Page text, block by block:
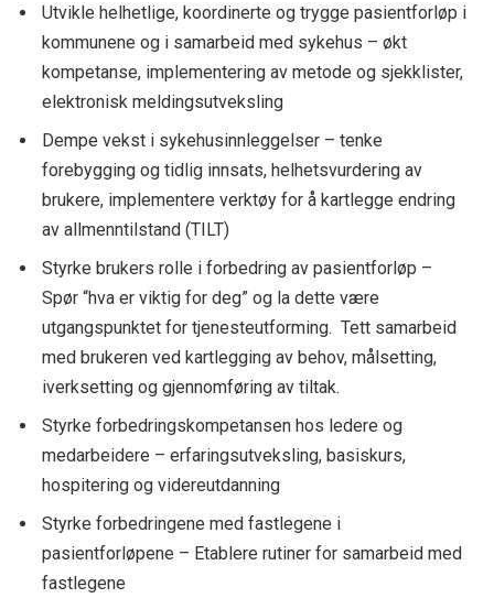
Utvikle helhetlige, koordinerte og trygge pasientforløp i
kommunene og i samarbeid med sykehus – økt
kompetanse, implementering av metode og sjekklister,
elektronisk meldingsutveksling
Dempe vekst i sykehusinnleggelser – tenke
forebygging og tidlig innsats, helhetsvurdering av
brukere, implementere verktøy for å kartlegge endring
av allmenntilstand (TILT)
Styrke brukers rolle i forbedring av pasientforløp –
Spør “hva er viktig for deg” og la dette være
utgangspunktet for tjenesteutforming. Tett samarbeid
med brukeren ved kartlegging av behov, målsetting,
iverksetting og gjennomføring av tiltak.
Styrke forbedringskompetansen hos ledere og
medarbeidere – erfaringsutveksling, basiskurs,
hospitering og videreutdanning
Styrke forbedringene med fastlegene i
pasientforløpene – Etablere rutiner for samarbeid med
fastlegene